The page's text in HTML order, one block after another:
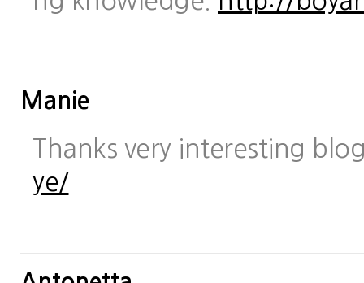
Manie
Thanks very interesting
ye/